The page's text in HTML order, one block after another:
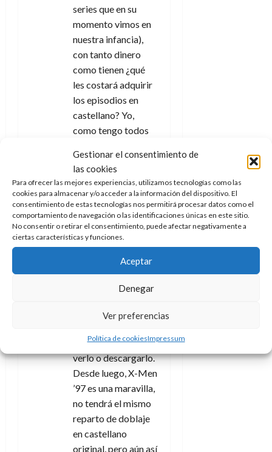
Gestionar el consentimiento de
las cookies
Para ofrecer las mejores experiencias, utilizamos tecnologías como las
cookies para almacenar y/o acceder a la información del dispositivo. El
consentimiento de estas tecnologías nos permitirá procesar datos como el
comportamiento de navegación o las identificaciones únicas en este sitio.
No consentir o retirar el consentimiento, puede afectar negativamente a
ciertas características y funciones.
Aceptar
Denegar
Ver preferencias
Política de cookiesImpressum
series que en su
momento vimos en
nuestra infancia),
con tanto dinero
como tienen ¿qué
les costará adquirir
los episodios en
castellano? Yo,
como tengo todos
descargados, voy
subiendo
fragmentos en
castellano a mi
Tiktok y la gente no
para de aplaudirme
Latinoamérica,
preguntan dónde
verlo o descargarlo.
Desde luego, X-Men
’97 es una maravilla,
no tendrá el mismo
reparto de doblaje
en castellano
original, pero aún así